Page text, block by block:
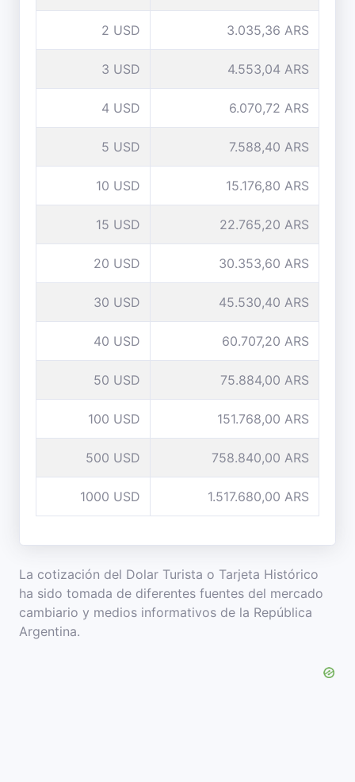
2 USD 3.035,36 ARS
3 USD 4.553,04 ARS
4 USD 6.070,72 ARS
5 USD 7.588,40 ARS
10 USD 15.176,80 ARS
15 USD 22.765,20 ARS
20 USD 30.353,60 ARS
30 USD 45.530,40 ARS
40 USD 60.707,20 ARS
50 USD 75.884,00 ARS
100 USD 151.768,00 ARS
500 USD 758.840,00 ARS
1000 USD 1.517.680,00 ARS
La cotización del Dolar Turista o Tarjeta Histórico
ha sido tomada de diferentes fuentes del mercado
cambiario y medios informativos de la República
Argentina.